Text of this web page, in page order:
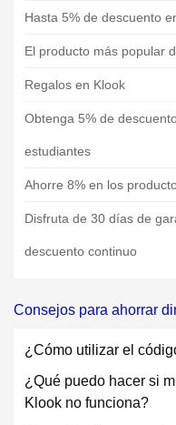
Hasta 5% de descuento
El producto más popular
Regalos en Klook
Obtenga 5% de
estudiantes
Ahorre 8% en los
Disfruta de 30 días de
descuento continuo
Consejos para ahorrar
¿Cómo utilizar el
¿Qué puedo hacer si
Klook no funciona?